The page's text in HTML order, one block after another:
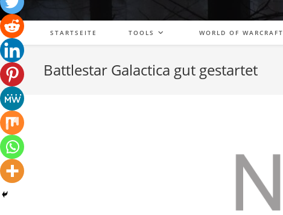
STARTSEITE TOOLS WORLD OF WARCRAFT
Battlestar Galactica gut gestartet